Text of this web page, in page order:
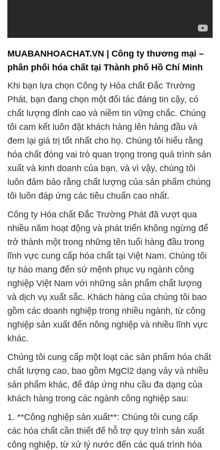
MUABANHOACHAT.VN | Công ty thương mại –
phân phối hóa chất tại Thành phố Hồ Chí Minh
Khi bạn lựa chọn Công ty Hóa chất Đắc Trường
Phát, bạn đang chọn một đối tác đáng tin cậy, có
chất lượng đỉnh cao và niềm tin vững chắc. Chúng
tôi cam kết luôn đặt khách hàng lên hàng đầu và
đem lại giá trị tốt nhất cho họ. Chúng tôi hiểu rằng
hóa chất đóng vai trò quan trọng trong quá trình sản
xuất và kinh doanh của bạn, và vì vậy, chúng tôi
luôn đảm bảo rằng chất lượng của sản phẩm chúng
tôi luôn đáp ứng các tiêu chuẩn cao nhất.
Công ty Hóa chất Đắc Trường Phát đã vượt qua
nhiều năm hoạt động và phát triển không ngừng để
trở thành một trong những tên tuổi hàng đầu trong
lĩnh vực cung cấp hóa chất tại Việt Nam. Chúng tôi
tự hào mang đến sứ mệnh phục vụ ngành công
nghiệp Việt Nam với những sản phẩm chất lượng
và dịch vụ xuất sắc. Khách hàng của chúng tôi bao
gồm các doanh nghiệp trong nhiều ngành, từ công
nghiệp sản xuất đến nông nghiệp và nhiều lĩnh vực
khác.
Chúng tôi cung cấp một loạt các sản phẩm hóa chất
chất lượng cao, bao gồm MgCl2 dạng vảy và nhiều
sản phẩm khác, để đáp ứng nhu cầu đa dạng của
khách hàng trong các ngành công nghiệp sau:
1. **Công nghiệp sản xuất**: Chúng tôi cung cấp
các hóa chất cần thiết để hỗ trợ quy trình sản xuất
công nghiệp, từ xử lý nước đến các quá trình hóa